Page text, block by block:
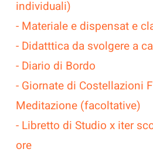
individuali)
- Materiale e dispensat e
- Didatttica da svolgere a
- Diario di Bordo
- Giornate di Costellazioni
Meditazione (facoltative)
- Libretto di Studio x iter
ore